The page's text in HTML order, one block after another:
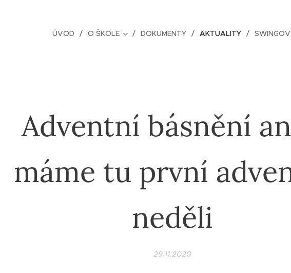
ÚVOD O ŠKOLE DOKUMENTY AKTUALITY
Adventní básnění
máme tu první
neděli
29.11.2020